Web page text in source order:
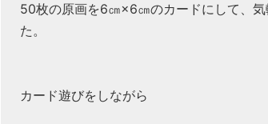
50枚の原画を6㎝×6㎝のカードにして、
た。
カード遊びをしながら